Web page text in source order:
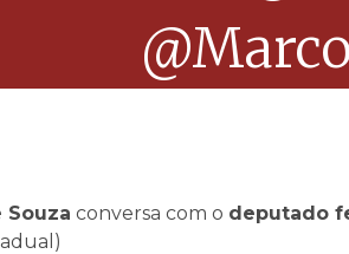
conversa com o deputado